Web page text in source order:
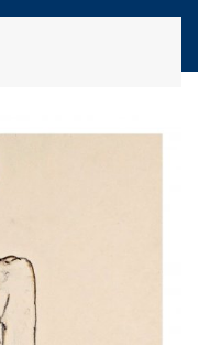
Luperini